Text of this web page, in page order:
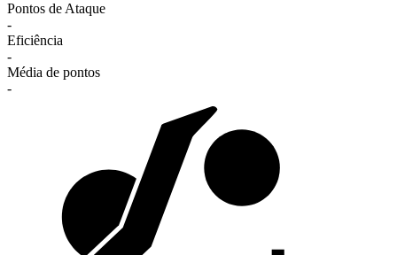
Pontos de Ataque
-
Eficiência
-
Média de pontos
-